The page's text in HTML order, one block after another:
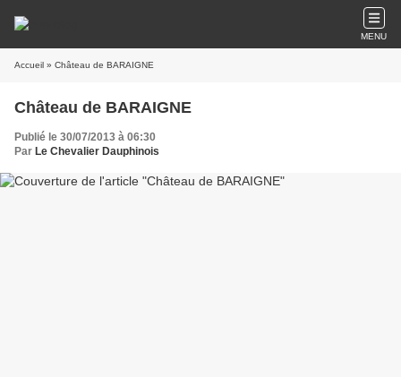
MENU
Accueil » Château de BARAIGNE
Château de BARAIGNE
Publié le 30/07/2013 à 06:30
Par Le Chevalier Dauphinois